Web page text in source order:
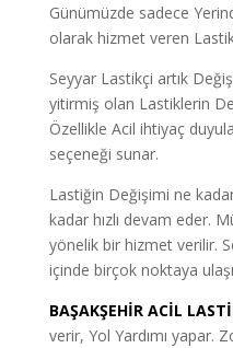
Günümüzde sadece
olarak hizmet veren
Seyyar Lastikçi artık
yitirmiş olan Lastiklerin
Özellikle Acil ihtiyaç
seçeneği sunar.
Lastiğin Değişimi ne
kadar hızlı devam eder.
yönelik bir hizmet verilir.
içinde birçok noktaya
BAŞAKŞEHİR ACİL
verir, Yol Yardımı yapar.